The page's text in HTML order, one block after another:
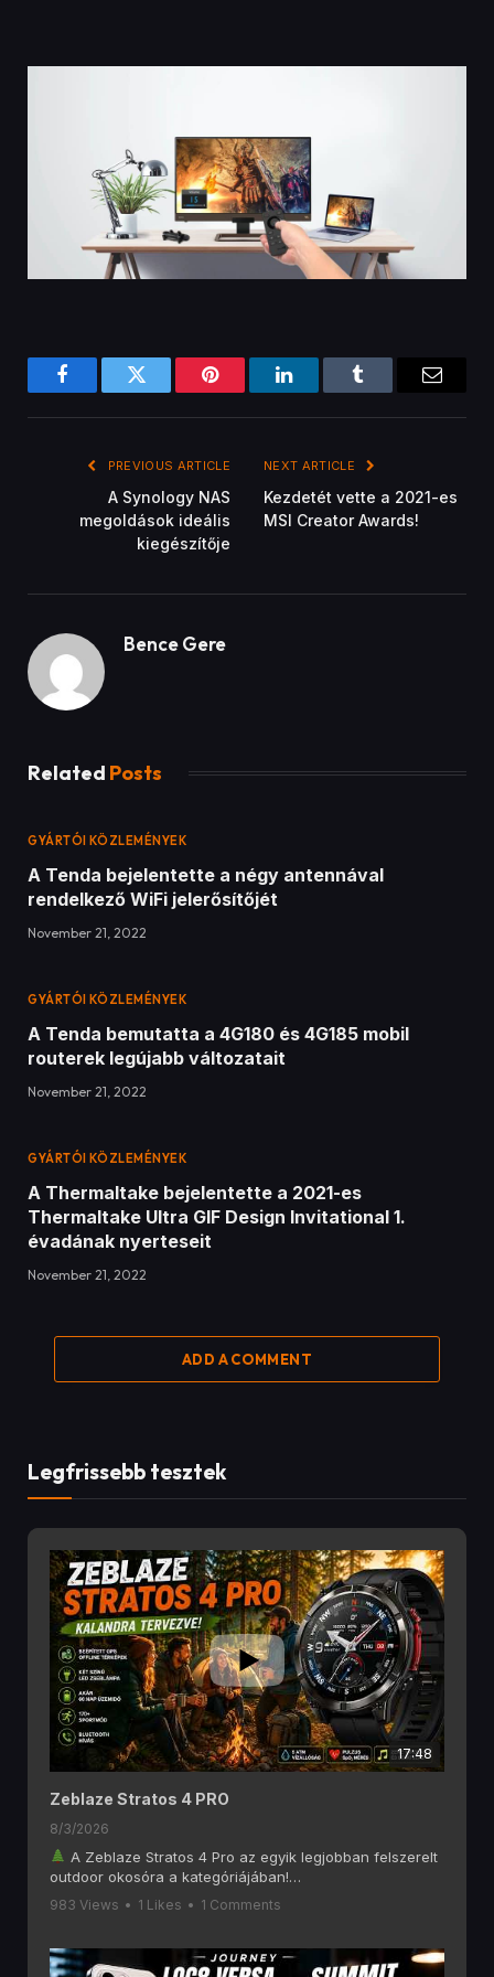
FacebookTwitter Pinterest LinkedInTumblr Email
PREVIOUS ARTICLE
A Synology NAS
megoldások ideális
kiegészítője
NEXT ARTICLE
Kezdetét vette a 2021-es
MSI Creator Awards!
Bence Gere
Related Posts
GYÁRTÓI KÖZLEMÉNYEK
A Tenda bejelentette a négy antennával
rendelkező WiFi jelerősítőjét
November 21, 2022
GYÁRTÓI KÖZLEMÉNYEK
A Tenda bemutatta a 4G180 és 4G185 mobil
routerek legújabb változatait
November 21, 2022
GYÁRTÓI KÖZLEMÉNYEK
A Thermaltake bejelentette a 2021-es
Thermaltake Ultra GIF Design Invitational 1.
évadának nyerteseit
November 21, 2022
ADD A COMMENT
Legfrissebb tesztek
17:48
Zeblaze Stratos 4 PRO
8/3/2026
A Zeblaze Stratos 4 Pro az egyik legjobban felszerelt
outdoor okosóra a kategóriájában!
Ebben a videóban alaposan megnézzük, mit tud a
Zeblaze Stratos 4 Pro, amely olyan funkciókat kínál, mint
Bluetooth hívás, két színű LED zseblámpa, 170+
983 Views • 1 Likes • 1 Comments